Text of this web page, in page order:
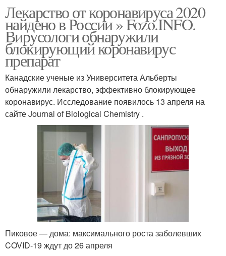
Лекарство от коронавируса 2020
найдено в России » Fozo.INFO.
Вирусологи обнаружили
блокирующий коронавирус
препарат
Канадские ученые из Университета Альберты
обнаружили лекарство, эффективно блокирующее
коронавирус. Исследование появилось 13 апреля на
сайте Journal of Biological Chemistry .
Пиковое — дома: максимального роста заболевших
COVID-19 ждут до 26 апреля